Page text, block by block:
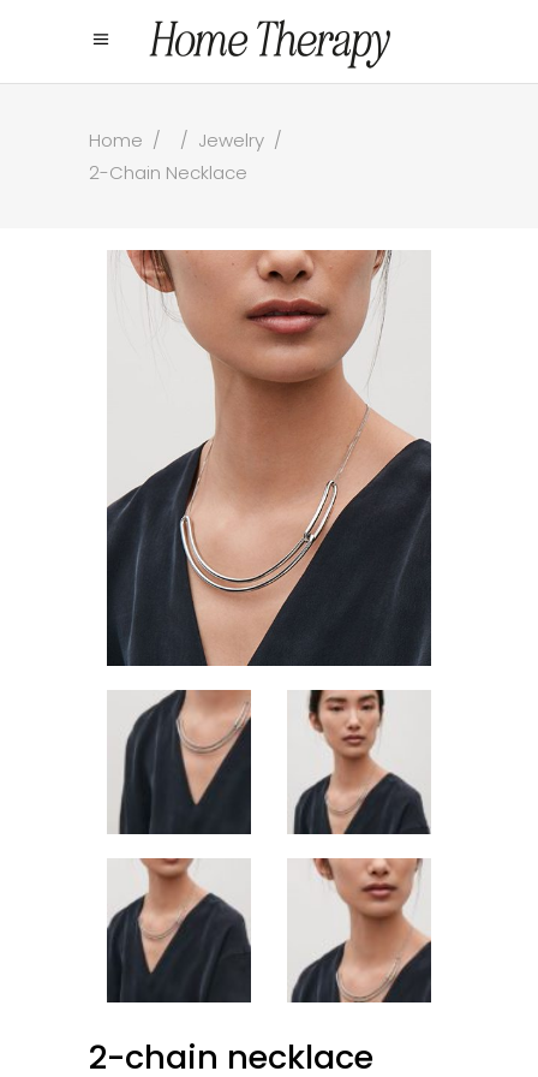
Home / / Jewelry /
2-Chain Necklace
2-chain necklace